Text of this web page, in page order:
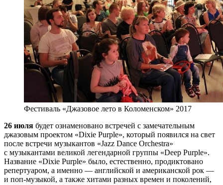
Фестиваль «Джазовое лето в Коломенском» 2017
26 июля будет ознаменовано встречей с замечательным
джазовым проектом «Dixie Purple», который появился на свет
после встречи музыкантов «Jazz Dance Orchestra»
с музыкантами великой легендарной группы «Deep Purple».
Название «Dixie Purple» было, естественно, продиктовано
репертуаром, а именно — английской и американской рок —
и поп-музыкой, а также хитами разных времен и поколений,